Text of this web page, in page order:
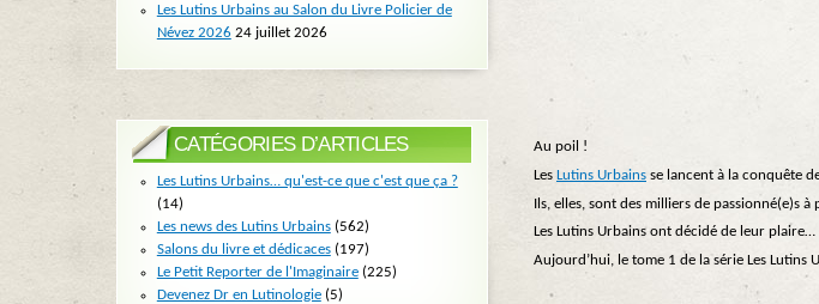
Au poil !
Les Lutins Urbains se lancent à la conquête
Ils, elles, sont des milliers de passionné(e)s
Les Lutins Urbains ont décidé de leur plaire…
Aujourd’hui, le tome 1 de la série Les Lutins
Les Lutins Urbains au Salon du Livre Policier de
Névez 2026 24 juillet 2026
CATÉGORIES D’ARTICLES
Les Lutins Urbains… qu'est-ce que c'est que ça ?
(14)
Les news des Lutins Urbains(562)
Salons du livre et dédicaces(197)
Le Petit Reporter de l'Imaginaire(225)
Devenez Dr en Lutinologie(5)